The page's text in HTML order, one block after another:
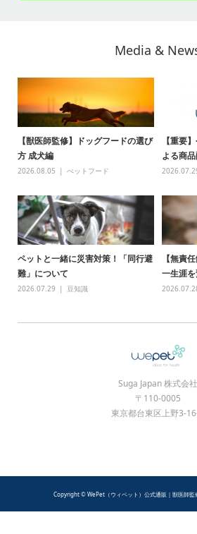
Media &
【獣医師監修】ドッグフードの選び
方 成犬編
2026.08.05 ぺットフード
【重要
よる商
ペットと一緒に災害対策！「同行避
難」について
2026.07.29 豆知識
【無責
一生涯
Suga Japan 株式会社
〒110-0005
東京都台東区上野3-
Copyright © WePet（ウィペット）公式通販｜獣医師監